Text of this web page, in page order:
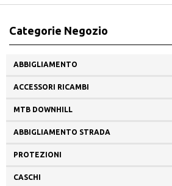
Categorie Negozio
ABBIGLIAMENTO
ACCESSORI RICAMBI
MTB DOWNHILL
ABBIGLIAMENTO STRADA
PROTEZIONI
CASCHI